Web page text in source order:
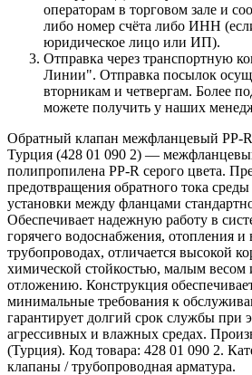
операторам в торговом зале и
либо номер счёта либо ИНН
юридическое лицо или ИП).
Отправка через транспортную
Линии". Отправка посылок
вторникам и четвергам. Более
можете получить у наших
Обратный клапан межфланцевый PP-
Турция (428 01 090 2) —
полипропилена PP‑R серого цвета.
предотвращения обратного тока
установки между фланцами
Обеспечивает надежную работу в
горячего водоснабжения, отопления
трубопроводах, отличается высокой
химической стойкостью, малым весом
отложению. Конструкция
минимальные требования к
гарантирует долгий срок службы при
агрессивных и влажных средах.
(Турция). Код товара: 428 01 090 2.
клапаны / трубопроводная арматура.